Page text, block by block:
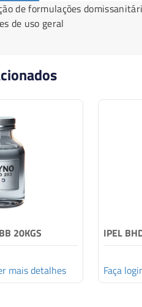
de formulações
de uso geral
20KGS
mais detalhes
IPEL
Faça